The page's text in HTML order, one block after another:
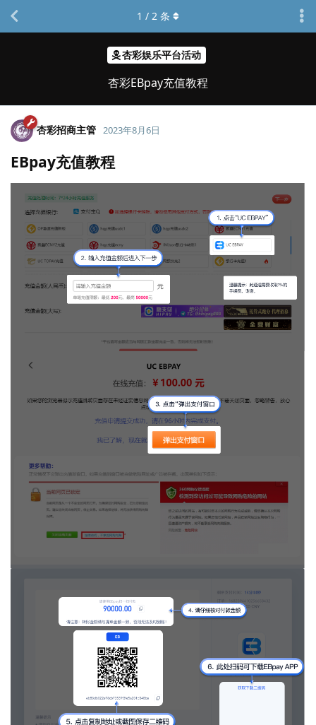
杏彩娱乐平台活动
杏彩EBpay充值教程
1 / 2 条
杏彩招商主管 2023年8月6日
EBpay充值教程